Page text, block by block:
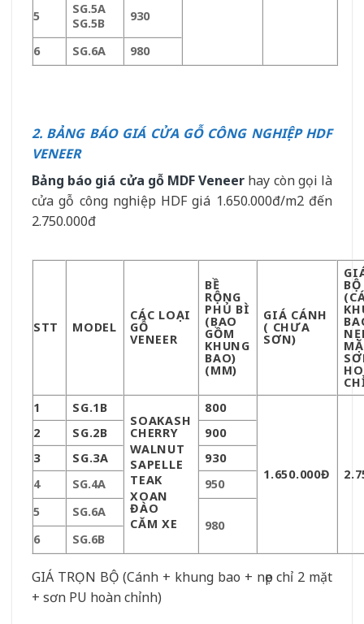
5
SG.5A
SG.5B
930
6 SG.6A 980
2. BẢNG BÁO GIÁ CỬA GỖ CÔNG NGHIỆP HDF
VENEER
Bảng báo giá cửa gỗ MDF Veneer hay còn gọi là
cửa gỗ công nghiệp HDF giá 1.650.000đ/m2 đến
2.750.000đ
STT MODEL
CÁC LOẠI
GỖ
VENEER
BỀ
RỘNG
PHỦ BÌ
(BAO
GỒM
KHUNG
BAO)
(MM)
GIÁ CÁNH
( CHƯA
SƠN)
BỘ
1
SG.1B
SOAKASH
CHERRY
WALNUT
SAPELLE
TEAK
XOAN
ĐÀO
CĂM XE
800
1.650.000Đ
2 SG.2B
900
3
SG.3A
930
4
SG.4A
950
5
SG.6A
980
6
SG.6B
GIÁ TRỌN BỘ (Cánh + khung bao + nẹp chỉ 2 mặt
+ sơn PU hoàn chỉnh)